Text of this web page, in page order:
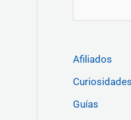
Afiliados
Curiosidades
Guías